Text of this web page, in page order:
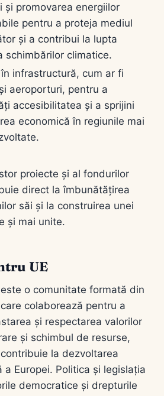
și promovarea energiilor
pentru a proteja mediul
și a contribui la lupta
schimbărilor climatice.
infrastructură, cum ar fi
aeroporturi, pentru a
accesibilitatea și a sprijini
economică în regiunile mai
proiecte și al fondurilor
direct la îmbunătățirea
săi și la construirea unei
și mai unite.
UE
o comunitate formată din
colaborează pentru a
și respectarea valorilor
și schimbul de resurse,
la dezvoltarea
a Europei. Politica și legislația
democratice și drepturile